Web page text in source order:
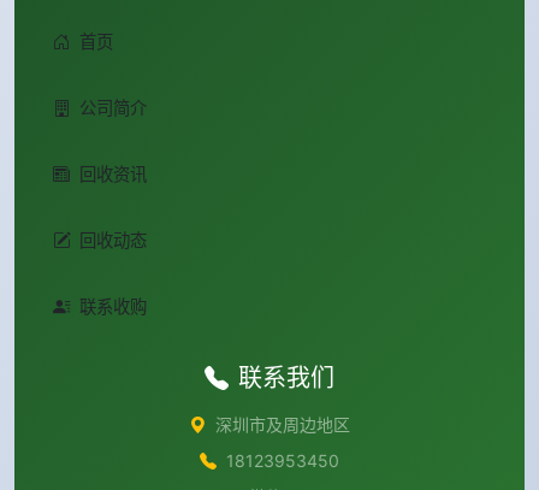
首页
公司简介
回收资讯
回收动态
联系收购
联系我们
深圳市及周边地区
18123953450